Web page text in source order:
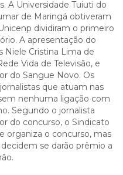
A Universidade Tuiuti do
de Maringá obtiveram
dividiram o primeiro
A apresentação do
Niele Cristina Lima de
Vida de Televisão, e
do Sangue Novo. Os
que atuam nas
nenhuma ligação com
Segundo o jornalista
do concurso, o Sindicato
organiza o concurso, mas
se darão prêmio a